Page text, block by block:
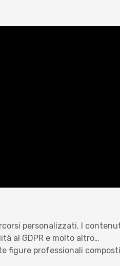
personalizzati. I
al GDPR e molto altro…
figure professionali